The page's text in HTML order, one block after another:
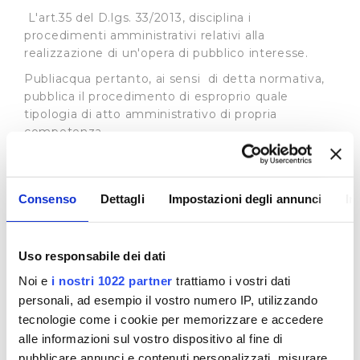
Consenso Dettagli Impostazioni degli annunci
Uso responsabile dei dati
Noi e i nostri 1022 partner trattiamo i vostri dati
personali, ad esempio il vostro numero IP, utilizzando
tecnologie come i cookie per memorizzare e accedere
alle informazioni sul vostro dispositivo al fine di
L'art.35 del D.lgs. 33/2013, disciplina i
procedimenti amministrativi relativi alla
realizzazione di un'opera di pubblico interesse.
Publiacqua pertanto, ai sensi di detta normativa,
pubblica il procedimento di esproprio quale
tipologia di atto amministrativo di propria
competenza.
In base all’art. 22 L.R. 69/2011 l'Autorità Idrica
Toscana può delegare, in tutto o in parte, i propri
poteri espropriativi al gestore del servizio idrico
integrato, nell'ambito della convenzione di
espropriativo. Si rimanda al sito dell’
Toscanaper tutte le informazioni connesse ai
procedimenti in essere.
Procedimenti ad istanza di parte
In merito ai procedimenti di istanza di parte la